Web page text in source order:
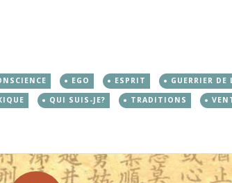
EGO ESPRIT
GUERRIER DE
QUI SUIS-JE? TRADITIONS